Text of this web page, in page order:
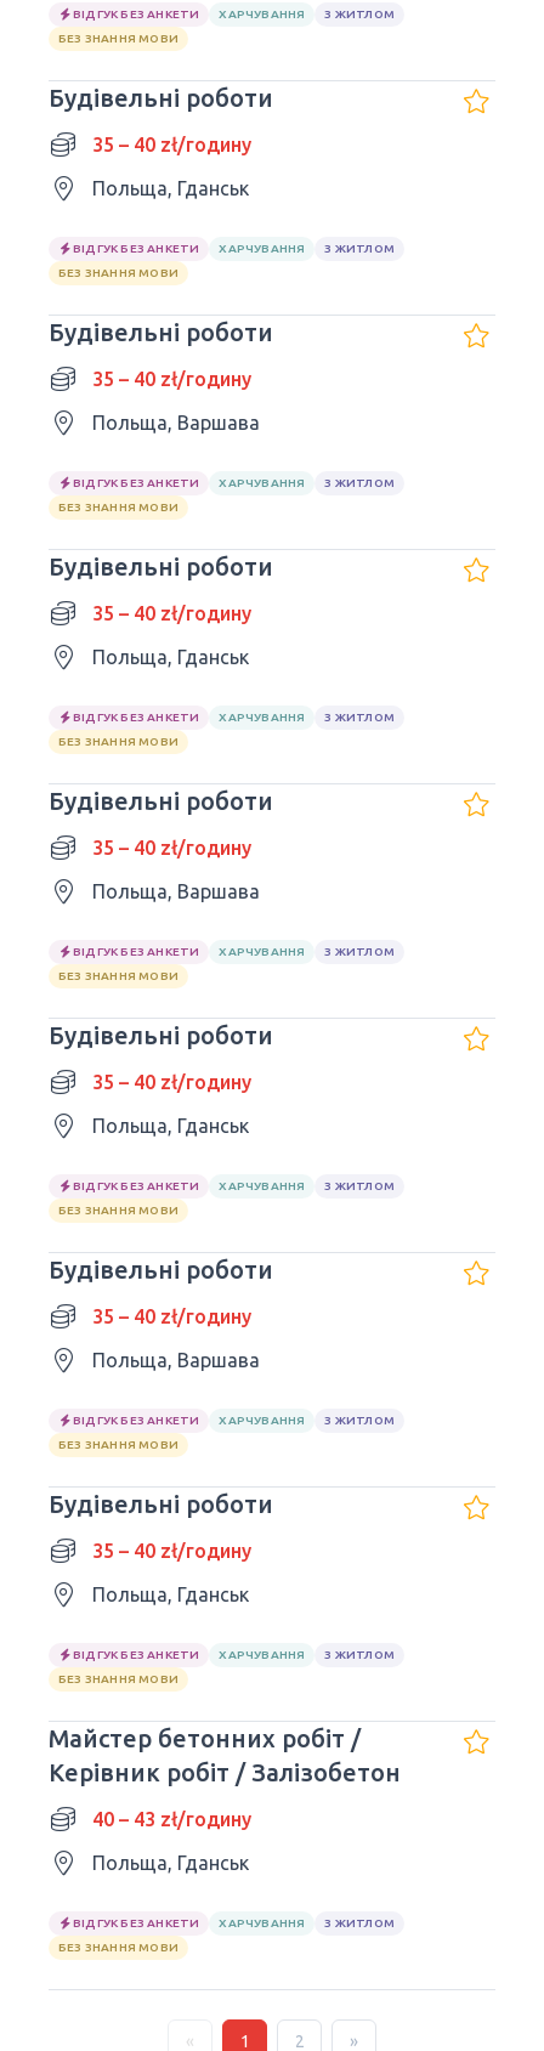
ВІДГУК БЕЗ АНКЕТИ ХАРЧУВАННЯ
З ЖИТЛОМ
БЕЗ ЗНАННЯ МОВИ
Будівельні роботи
35 – 40 zł/годину
Польща, Гданськ
ВІДГУК БЕЗ АНКЕТИ ХАРЧУВАННЯ
З ЖИТЛОМ
БЕЗ ЗНАННЯ МОВИ
Будівельні роботи
35 – 40 zł/годину
Польща, Варшава
ВІДГУК БЕЗ АНКЕТИ ХАРЧУВАННЯ
З ЖИТЛОМ
БЕЗ ЗНАННЯ МОВИ
Будівельні роботи
35 – 40 zł/годину
Польща, Гданськ
ВІДГУК БЕЗ АНКЕТИ ХАРЧУВАННЯ
З ЖИТЛОМ
БЕЗ ЗНАННЯ МОВИ
Будівельні роботи
35 – 40 zł/годину
Польща, Варшава
ВІДГУК БЕЗ АНКЕТИ ХАРЧУВАННЯ
З ЖИТЛОМ
БЕЗ ЗНАННЯ МОВИ
Будівельні роботи
35 – 40 zł/годину
Польща, Гданськ
ВІДГУК БЕЗ АНКЕТИ ХАРЧУВАННЯ
З ЖИТЛОМ
БЕЗ ЗНАННЯ МОВИ
Будівельні роботи
35 – 40 zł/годину
Польща, Варшава
ВІДГУК БЕЗ АНКЕТИ ХАРЧУВАННЯ
З ЖИТЛОМ
БЕЗ ЗНАННЯ МОВИ
Будівельні роботи
35 – 40 zł/годину
Польща, Гданськ
ВІДГУК БЕЗ АНКЕТИ ХАРЧУВАННЯ
З ЖИТЛОМ
БЕЗ ЗНАННЯ МОВИ
Майстер бетонних робіт /
Керівник робіт / Залізобетон
40 – 43 zł/годину
Польща, Гданськ
ВІДГУК БЕЗ АНКЕТИ ХАРЧУВАННЯ
З ЖИТЛОМ
БЕЗ ЗНАННЯ МОВИ
« 1 2 »